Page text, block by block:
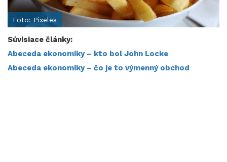
Foto: Pixeles
Súvisiace články:
Abeceda ekonomiky – kto bol John Locke​​​​​​​
Abeceda ekonomiky – čo je to výmenný obchod